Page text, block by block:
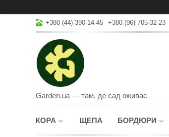
+380 (44) 390-14-45 +380 (96) 705-32-23
Garden.ua — там, де сад оживає
КОРА ЩЕПА БОРДЮРИ